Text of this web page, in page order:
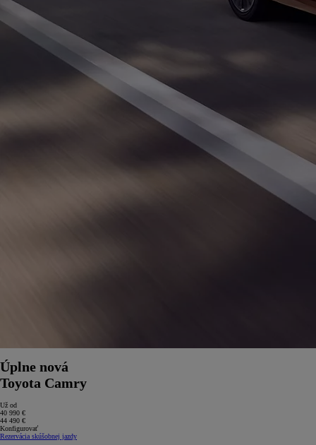
Úplne nová
Toyota Camry
Už od
40 990 €
44 490 €
Konfigurovať
Rezervácia skúšobnej jazdy